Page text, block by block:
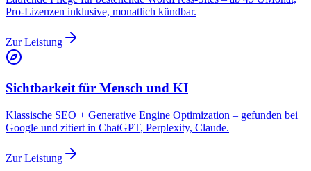
Pro-Lizenzen inklusive, monatlich kündbar.
Zur Leistung
Sichtbarkeit für Mensch und KI
Klassische SEO + Generative Engine Optimization – gefunden bei
Google und zitiert in ChatGPT, Perplexity, Claude.
Zur Leistung